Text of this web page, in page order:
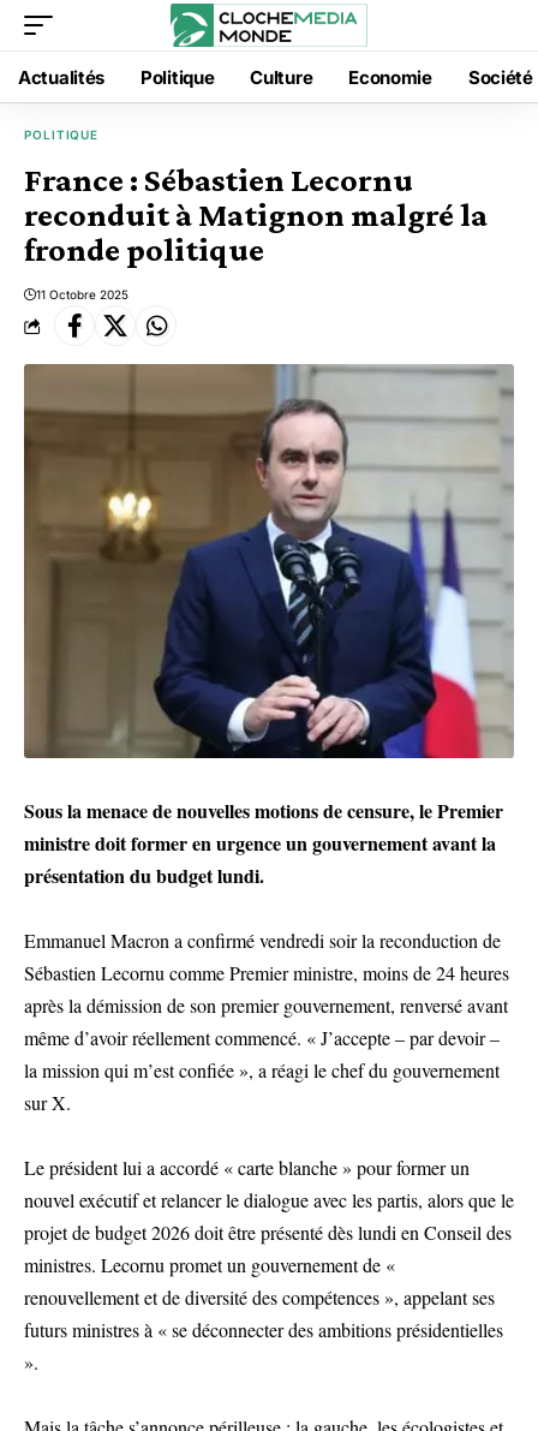
Actualités Politique Culture Economie Société
POLITIQUE
France : Sébastien Lecornu
reconduit à Matignon malgré la
fronde politique
11 Octobre 2025
Sous la menace de nouvelles motions de censure, le Premier
ministre doit former en urgence un gouvernement avant la
présentation du budget lundi.
Emmanuel Macron a confirmé vendredi soir la reconduction de
Sébastien Lecornu comme Premier ministre, moins de 24 heures
après la démission de son premier gouvernement, renversé avant
même d’avoir réellement commencé. « J’accepte – par devoir –
la mission qui m’est confiée », a réagi le chef du gouvernement
sur X.
Le président lui a accordé « carte blanche » pour former un
nouvel exécutif et relancer le dialogue avec les partis, alors que le
projet de budget 2026 doit être présenté dès lundi en Conseil des
ministres. Lecornu promet un gouvernement de «
renouvellement et de diversité des compétences », appelant ses
futurs ministres à « se déconnecter des ambitions présidentielles
».